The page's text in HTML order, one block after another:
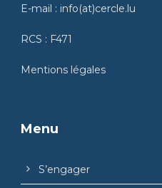
E-mail : info(at)cercle.lu
RCS : F471
Mentions légales
Menu
S’engager